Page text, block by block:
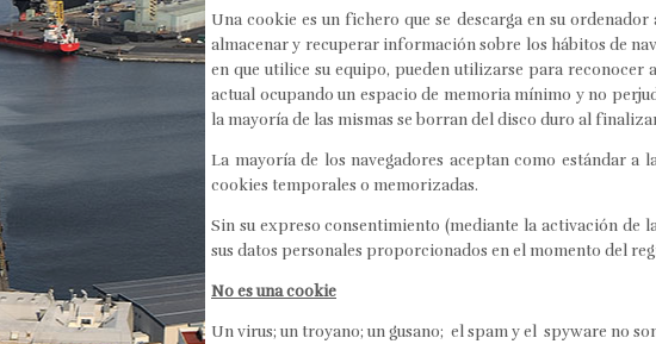
Una cookie es un fichero que se descarga en su
almacenar y recuperar información sobre los hábitos de
en que utilice su equipo, pueden utilizarse para reconocer
actual ocupando un espacio de memoria mínimo y no
la mayoría de las mismas se borran del disco duro al
La mayoría de los navegadores aceptan como estándar a
cookies temporales o memorizadas.
Sin su expreso consentimiento (mediante la activación de
sus datos personales proporcionados en el momento del
No es una cookie
Un virus; un troyano; un gusano; el spam y el spyware no